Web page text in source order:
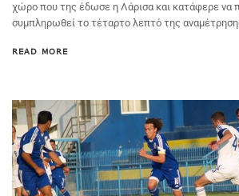
χώρο που της έδωσε η Λάρισα και κατάφερε να
συμπληρωθεί το τέταρτο λεπτό της
READ MORE